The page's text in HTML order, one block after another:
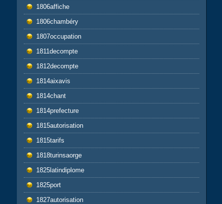
1806affiche
1806chambéry
1807occupation
1811decompte
1812decompte
1814aixavis
1814chant
1814prefecture
1815autorisation
1815tarifs
1818turinsaorge
1825latindiplome
1825port
1827autorisation